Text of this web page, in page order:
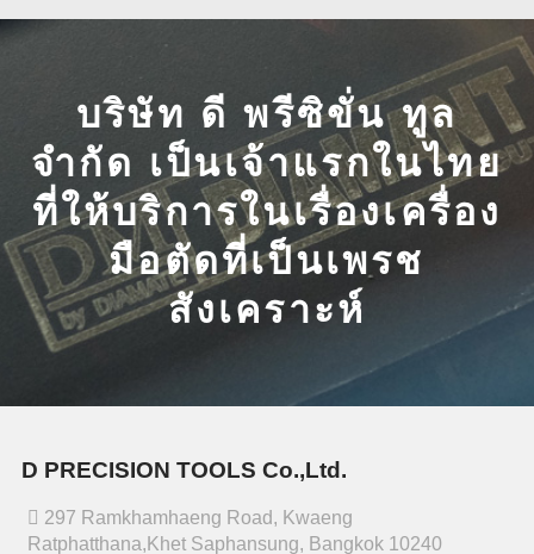
บริษัท ดี พรีซิขั่น ทูล
จำกัด เป็นเจ้าแรกในไทย
ที่ให้บริการในเรื่องเครื่อง
มือตัดที่เป็นเพรช
สังเคราะห์
D PRECISION TOOLS Co.,Ltd.
297 Ramkhamhaeng Road, Kwaeng
Ratphatthana,Khet Saphansung, Bangkok 10240